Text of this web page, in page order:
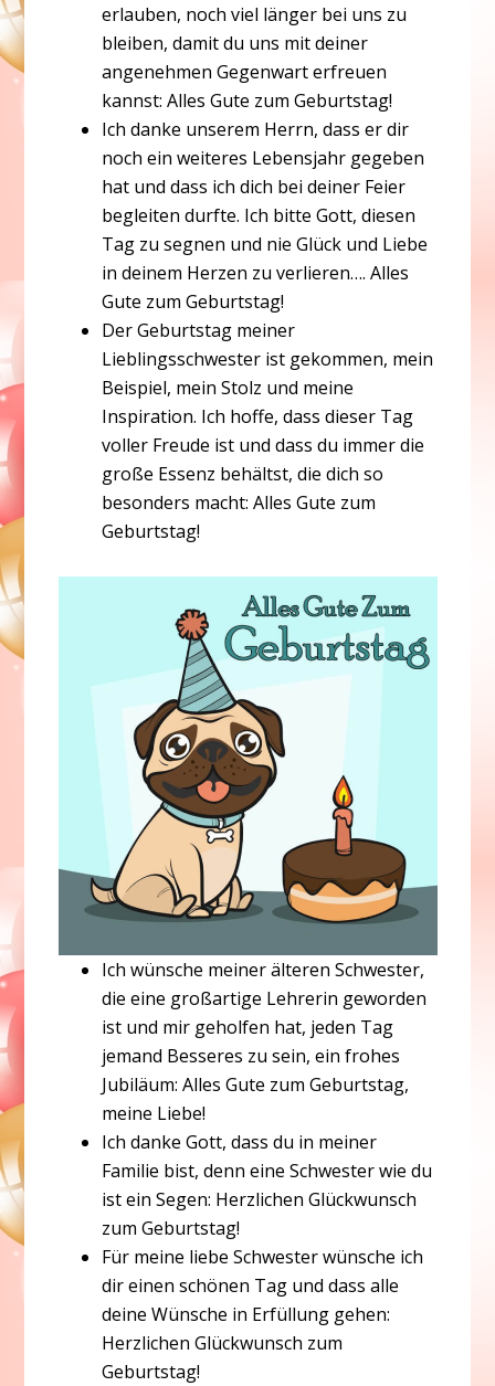
erlauben, noch viel länger bei uns zu
bleiben, damit du uns mit deiner
angenehmen Gegenwart erfreuen
kannst: Alles Gute zum Geburtstag!
Ich danke unserem Herrn, dass er dir
noch ein weiteres Lebensjahr gegeben
hat und dass ich dich bei deiner Feier
begleiten durfte. Ich bitte Gott, diesen
Tag zu segnen und nie Glück und Liebe
in deinem Herzen zu verlieren…. Alles
Gute zum Geburtstag!
Der Geburtstag meiner
Lieblingsschwester ist gekommen, mein
Beispiel, mein Stolz und meine
Inspiration. Ich hoffe, dass dieser Tag
voller Freude ist und dass du immer die
große Essenz behältst, die dich so
besonders macht: Alles Gute zum
Geburtstag!
Ich wünsche meiner älteren Schwester,
die eine großartige Lehrerin geworden
ist und mir geholfen hat, jeden Tag
jemand Besseres zu sein, ein frohes
Jubiläum: Alles Gute zum Geburtstag,
meine Liebe!
Ich danke Gott, dass du in meiner
Familie bist, denn eine Schwester wie du
ist ein Segen: Herzlichen Glückwunsch
zum Geburtstag!
Für meine liebe Schwester wünsche ich
dir einen schönen Tag und dass alle
deine Wünsche in Erfüllung gehen:
Herzlichen Glückwunsch zum
Geburtstag!